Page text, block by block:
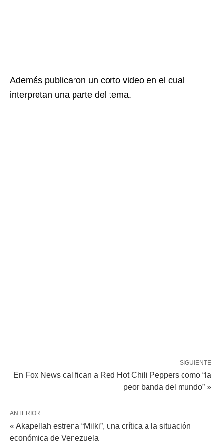
Además publicaron un corto video en el cual
interpretan una parte del tema.
SIGUIENTE
En Fox News califican a Red Hot Chili Peppers como “la
peor banda del mundo” »
ANTERIOR
« Akapellah estrena “Milki”, una crítica a la situación
económica de Venezuela